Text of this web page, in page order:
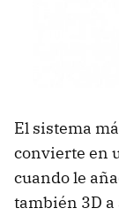
El sistema
convierte en
cuando le
también 3D a